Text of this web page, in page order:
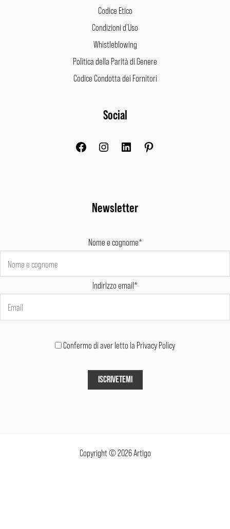
Codice Etico
Condizioni d’Uso
Whistleblowing
Politica della Parità di Genere
Codice Condotta dei Fornitori
Social
Newsletter
Nome e cognome*
Indirizzo email*
Confermo di aver letto la Privacy Policy
Copyright © 2026 Artigo